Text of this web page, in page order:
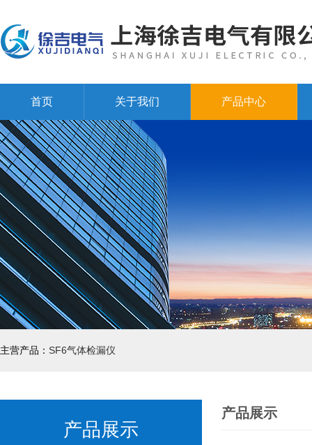
首页 关于我们 产品中心
主营产品： SF6气体检漏仪
产品展示
产品展示